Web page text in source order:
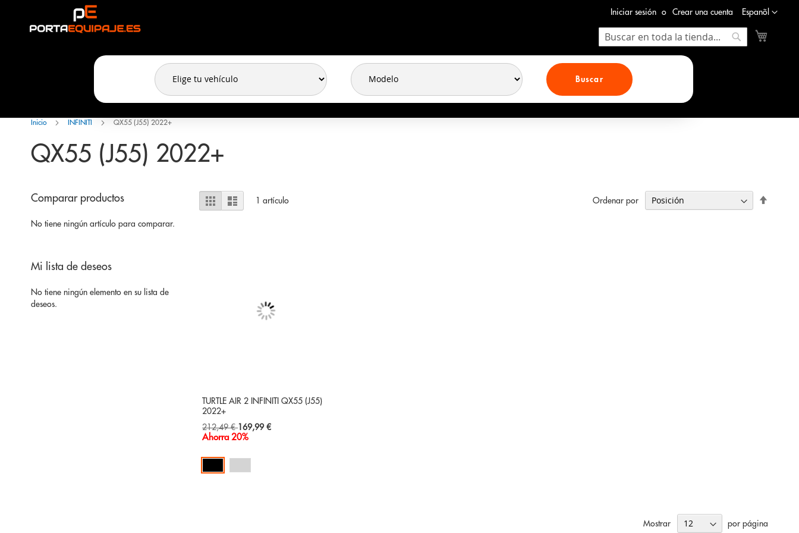
Lenguaje
Espanõl
Iniciar sesión Crear una cuenta
Search
Buscar
Inicio INFINITI QX55 (J55) 2022+
QX55 (J55) 2022+
Ver
como
ParrillaLista 1 artículo Ordenar por
TURTLE AIR 2 INFINITI QX55 (J55)
2022+
212,49 € Special
Price
169,99 €
Ahorra 20%
Mostrar por página
Comparar productos
No tiene ningún artículo para comparar.
Mi lista de deseos
No tiene ningún elemento en su lista de
deseos.
Panel de gestión de cookies